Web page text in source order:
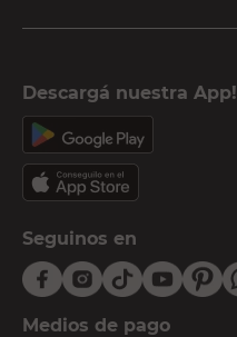
Descargá nuestra App!
Seguinos en
Medios de pago